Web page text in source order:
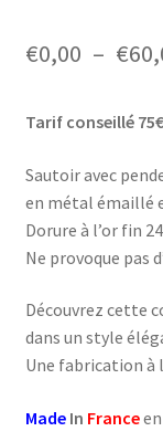
€0,00 – €
Tarif conseillé 75€
Sautoir avec
en métal émaillé
Dorure à l’or fin
Ne provoque pas
Découvrez cette
dans un style
Une fabrication à
MadeIn Franceen